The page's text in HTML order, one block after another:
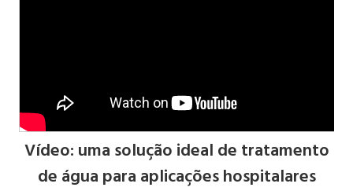
Vídeo: uma solução ideal de tratamento
de água para aplicações hospitalares